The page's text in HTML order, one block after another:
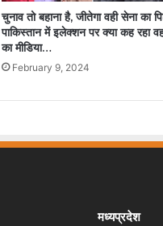
चुनाव तो बहाना है, जीतेगा वही सेना का
पाकिस्तान में इलेक्शन पर क्या कह रहा
का मीडिया…
February 9, 2024
मध्यप्रदेश